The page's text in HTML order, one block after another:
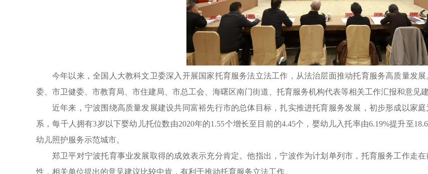
今年以来，全国人大教科文卫委深入开展国家托育服务法立法工作，从法治层面推动托育服务高质量发
委、市卫健委、市教育局、市住建局、市总工会、海曙区南门街道、托育服务机构代表等相关工作汇报和意见建
近年来，宁波围绕高质量发展建设共同富裕先行市的总体目标，扎实推进托育服务发展，初步形成以家
系，每千人拥有3岁以下婴幼儿托位数由2020年的1.55个增长至目前的4.45个，婴幼儿入托率由6.19%提升至
幼儿照护服务示范城市。
郑卫平对宁波托育事业发展取得的成效表示充分肯定。他指出，宁波作为计划单列市，托育服务工作走
性，相关单位提出的意见建议比较中肯，有利于推动托育服务立法工作。